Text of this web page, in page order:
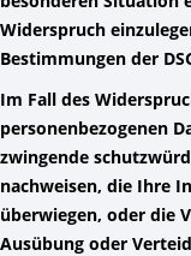
Widerspruch
Bestimmungen der
Im Fall des
personenbezogenen
zwingende
nachweisen, die Ihre
überwiegen, oder die
Ausübung oder